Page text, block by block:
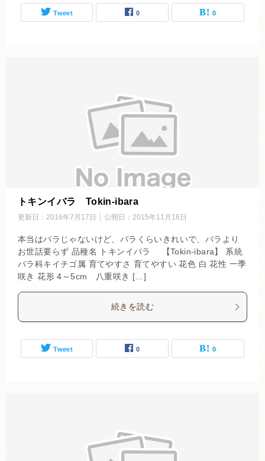
Tweet 0 0
トキンイバラ Tokin-ibara
更新日： 2016年7月17日 公開日： 2015年11月16日
本当はバラじゃないけど、バラくらいきれいで、バラより
お世話要らず 品種名 トキンイバラ 【Tokin-ibara】 系統
バラ科キイチゴ属 育てやすさ 育てやすい 花色 白 花性 一季
咲き 花形 4～5cm 八重咲き […]
続きを読む
Tweet 0 0